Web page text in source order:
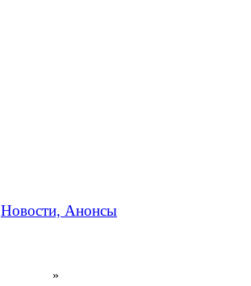
Новости, Анонсы
»